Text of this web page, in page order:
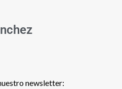
newsletter: